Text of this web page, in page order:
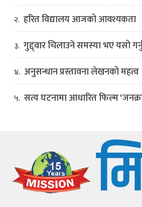
२. हरित विद्यालय आजको आवश्यकता
३. गुद्द्वार चिलाउने समस्या भए यसो
४. अनुसन्धान प्रस्तावना लेखनको महत्व
५. सत्य घटनामा आधारित फिल्म